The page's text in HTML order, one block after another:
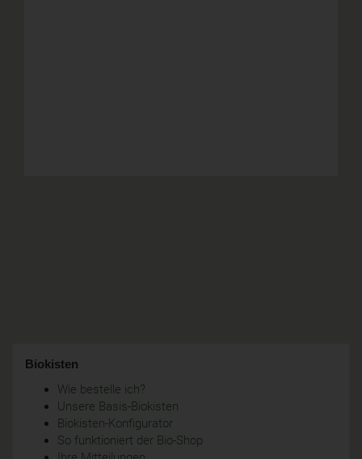
Biokisten
Wie bestelle ich?
Unsere Basis-Biokisten
Biokisten-Konfigurator
So funktioniert der Bio-Shop